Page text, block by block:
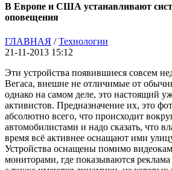
В Европе и США устанавливают
оповещения
ГЛАВНАЯ /Технологии
21-11-2013 15:12
Эти устройства появившиеся совсем
Вегаса, внешне не отличимые от
однако на самом деле, это настоящий
активистов. Предназначение их, это
абсолютно всего, что происходит
автомобилистами и надо сказать, что
время всё активнее оснащают ими
Устройства оснащены помимо
мониторами, где показываются